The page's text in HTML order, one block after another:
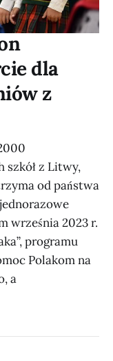
dla
z
szkół z Litwy,
od państwa
września 2023 r.
programu
Polakom na
a